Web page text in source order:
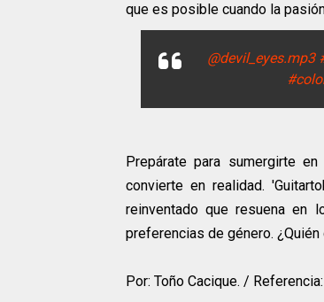
que es posible cuando la
@devil_eyes.mp3
Prepárate para sumergirte
convierte en realidad.
reinventado que resuena en
preferencias de género.
Por: Toño Cacique. /